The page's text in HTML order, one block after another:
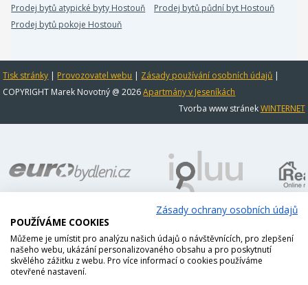
Prodej bytů atypické byty Hostouň
Prodej bytů půdní byt Hostouň
Prodej bytů pokoje Hostouň
Tisk stránky | Provozovatel webu | Zásady používání osobních údajů |
COPYRIGHT Marek Novotný @ 2026Apartmány v Jeseníkách
Tvorba www stránekWINTERNET
Zásady ochrany osobních údajů
POUŽÍVÁME COOKIES
Můžeme je umístit pro analýzu našich údajů o návštěvnících, pro zlepšení
našeho webu, ukázání personalizovaného obsahu a pro poskytnutí
skvělého zážitku z webu. Pro více informací o cookies používáme
otevřené nastavení.